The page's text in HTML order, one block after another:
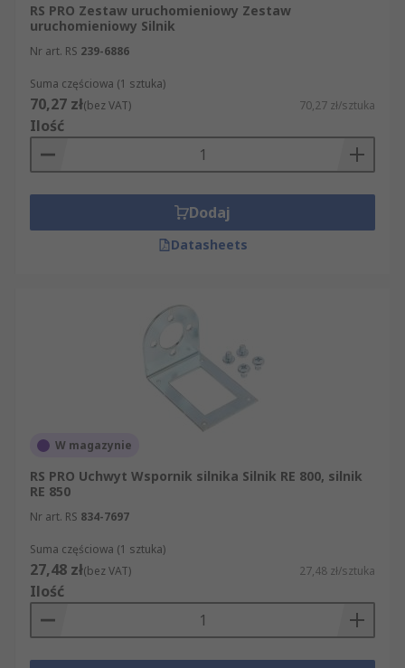
bezpieczeństwa są wymagane przy filtrach
EMI w celu zmniejszenia ryzyka pożaru i
porażenia prądem.
Zastosowania
Elektroniczne instrumenty muzyczne
Płyty główne
Koncentratory USB
Drukarki
Sprzęt do komunikacji audio i video
RS PRO Zestaw uruchomieniowy Zestaw
uruchomieniowy Silnik
Nr art. RS 239-6886
Suma częściowa (1 sztuka)
70,27 zł(bez VAT) 70,27 zł/sztuka
Ilość
Dodaj
Datasheets
W magazynie
RS PRO Uchwyt Wspornik silnika Silnik RE 800, silnik
RE 850
Nr art. RS 834-7697
Suma częściowa (1 sztuka)
27,48 zł(bez VAT) 27,48 zł/sztuka
Ilość